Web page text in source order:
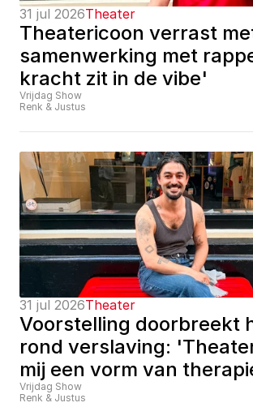
31 jul 2026Theater
Theatericoon verrast
samenwerking met
kracht zit in de vibe'
Vrijdag Show
Renk & Justus
31 jul 2026Theater
Voorstelling doorbreekt
rond verslaving:
mij een vorm van
Vrijdag Show
Renk & Justus